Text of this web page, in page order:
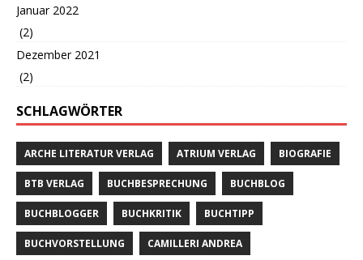
Januar 2022
(2)
Dezember 2021
(2)
SCHLAGWÖRTER
ARCHE LITERATUR VERLAG ATRIUM VERLAG BIOGRAFIE
BTB VERLAG BUCHBESPRECHUNG BUCHBLOG
BUCHBLOGGER BUCHKRITIK BUCHTIPP
BUCHVORSTELLUNG CAMILLERI ANDREA